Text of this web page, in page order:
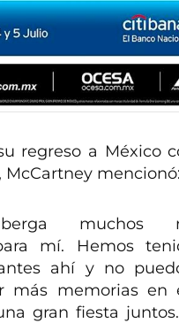
regreso a México
, McCartney mencionó:
muchos
mí. Hemos
ahí y no
más memorias en
gran fiesta